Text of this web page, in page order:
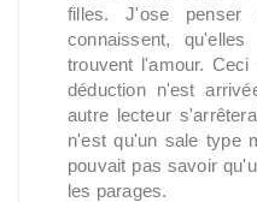
filles. J'ose penser
connaissent,
trouvent l'amour.
déduction n'est
autre lecteur
n'est qu'un sale type
pouvait pas savoir
les parages.